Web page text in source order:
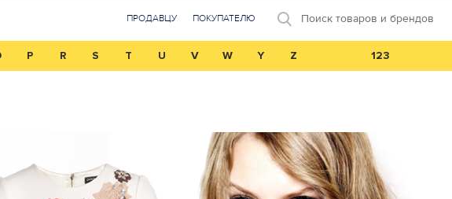
ПРОДАВЦУ ПОКУПАТЕЛЮ Поиск товаров и брендов
P R S T U V W Y Z 123